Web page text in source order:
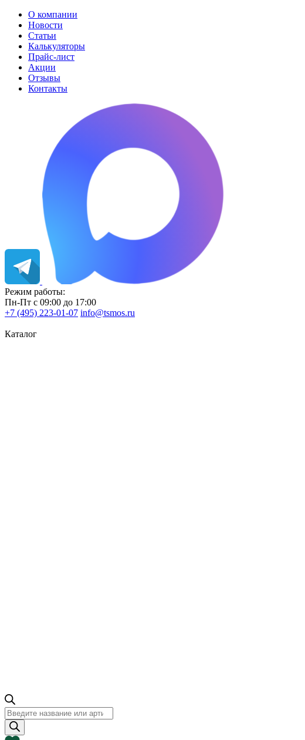
О компании
Новости
Статьи
Калькуляторы
Прайс-лист
Акции
Отзывы
Контакты
Режим работы:
Пн-Пт с 09:00 до 17:00
+7 (495) 223-01-07 info@tsmos.ru
Каталог
Поиск
товаров